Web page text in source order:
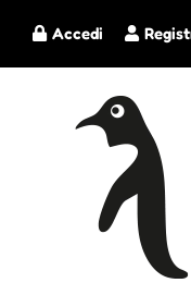
Accedi